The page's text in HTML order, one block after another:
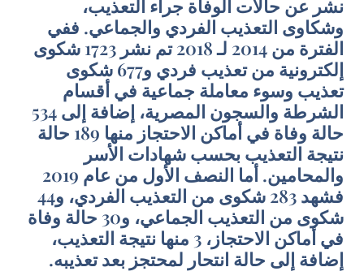
نشر عن حالات الوفاة جراء التعذيب،
وشكاوى التعذيب الفردي والجماعي. ففي
الفترة من 2014 لـ 2018 تم نشر 1723 شكوى
إلكترونية من تعذيب فردي و677 شكوى
تعذيب وسوء معاملة جماعية في أقسام
الشرطة والسجون المصرية، إضافة إلى 534
حالة وفاة في أماكن الاحتجاز منها 189 حالة
نتيجة التعذيب بحسب شهادات الأسر
والمحامين. أما النصف الأول من عام 2019
فشهد 283 شكوى من التعذيب الفردي، و44
شكوى من التعذيب الجماعي، و30 حالة وفاة
في أماكن الاحتجاز، 3 منها نتيجة التعذيب،
إضافة إلى حالة انتحار لمحتجز بعد تعذيبه.